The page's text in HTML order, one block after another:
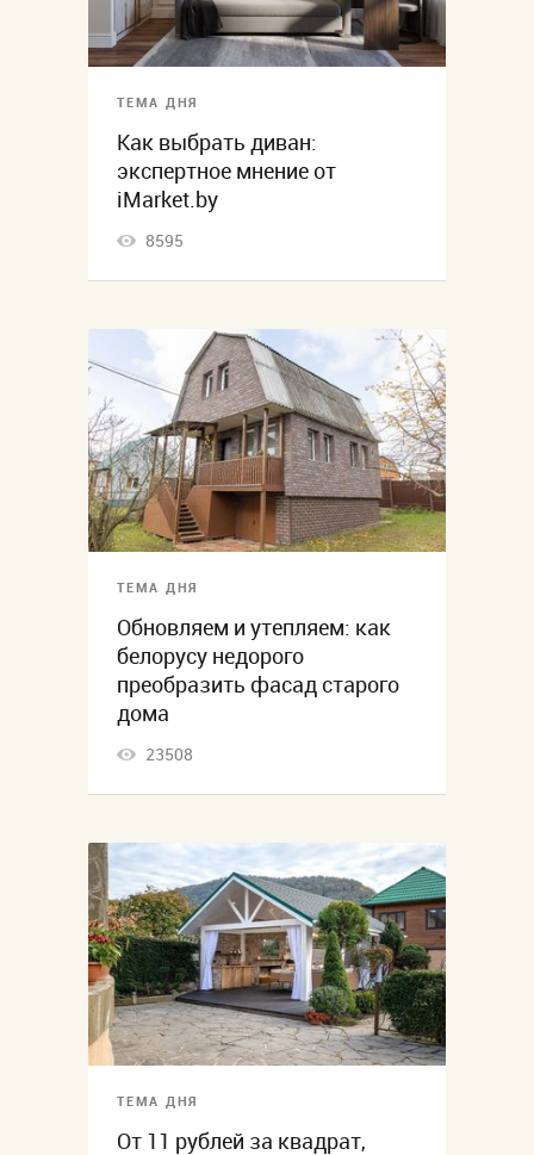
ТЕМА ДНЯ
Как выбрать диван:
экспертное мнение от
iMarket.by
8595
ТЕМА ДНЯ
Обновляем и утепляем: как
белорусу недорого
преобразить фасад старого
дома
23508
ТЕМА ДНЯ
От 11 рублей за квадрат,